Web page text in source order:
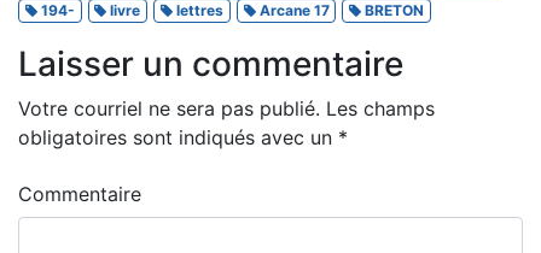
194-
livre lettres Arcane 17 BRETON
Laisser un commentaire
Votre courriel ne sera pas publié. Les champs
obligatoires sont indiqués avec un *
Commentaire